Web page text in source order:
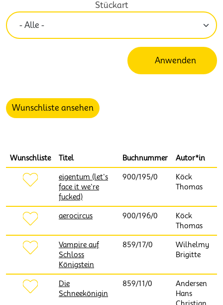
Wunschliste ansehen
Stückart
Wunschliste Titel Buchnummer Autor*in
eigentum (let's
face it we're
fucked)
900/195/0
Köck
Thomas
aerocircus 900/196/0
Köck
Thomas
Vampire auf
Schloss
Königstein
859/17/0
Wilhelmy
Brigitte
Die
Schneekönigin
859/11/0
Andersen
Hans